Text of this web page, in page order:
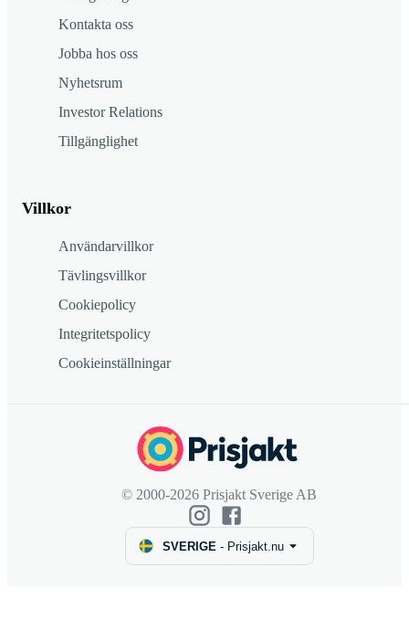
Kontakta oss
Jobba hos oss
Nyhetsrum
Investor Relations
Tillgänglighet
Villkor
Användarvillkor
Tävlingsvillkor
Cookiepolicy
Integritetspolicy
Cookieinställningar
© 2000-2026 Prisjakt Sverige AB
SVERIGE - Prisjakt.nu